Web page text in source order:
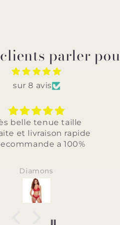
parler
sur 8 avis
belle tenue taille
et livraison rapide
a 100%
Diamons